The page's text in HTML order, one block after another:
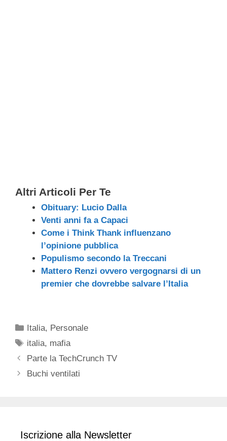
Altri Articoli Per Te
Obituary: Lucio Dalla
Venti anni fa a Capaci
Come i Think Thank influenzano
l’opinione pubblica
Populismo secondo la Treccani
Mattero Renzi ovvero vergognarsi di un
premier che dovrebbe salvare l’Italia
Categorie
Italia, Personale
Tag
italia, mafia
Parte la TechCrunch TV
Buchi ventilati
Iscrizione alla Newsletter